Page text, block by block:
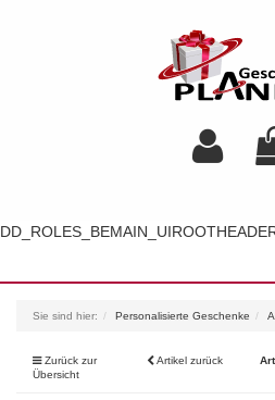
Sie sind hier: Personalisierte Geschenke
Zurück zur
Übersicht
Artikel zurück